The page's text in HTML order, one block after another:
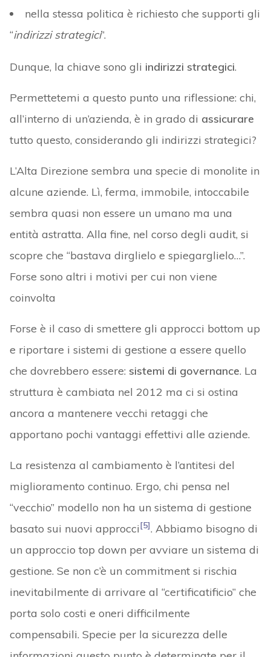
nella stessa politica è richiesto che supporti gli
“indirizzi strategici”.
Dunque, la chiave sono gli indirizzi strategici.
Permettetemi a questo punto una riflessione: chi,
all’interno di un’azienda, è in grado di assicurare
tutto questo, considerando gli indirizzi strategici?
L’Alta Direzione sembra una specie di monolite in
alcune aziende. Lì, ferma, immobile, intoccabile
sembra quasi non essere un umano ma una
entità astratta. Alla fine, nel corso degli audit, si
scopre che “bastava dirglielo e spiegarglielo…”.
Forse sono altri i motivi per cui non viene
coinvolta
Forse è il caso di smettere gli approcci bottom up
e riportare i sistemi di gestione a essere quello
che dovrebbero essere: sistemi di governance. La
struttura è cambiata nel 2012 ma ci si ostina
ancora a mantenere vecchi retaggi che
apportano pochi vantaggi effettivi alle aziende.
La resistenza al cambiamento è l’antitesi del
miglioramento continuo. Ergo, chi pensa nel
“vecchio” modello non ha un sistema di gestione
basato sui nuovi approcci[5]. Abbiamo bisogno di
un approccio top down per avviare un sistema di
gestione. Se non c’è un commitment si rischia
inevitabilmente di arrivare al “certificatificio” che
porta solo costi e oneri difficilmente
compensabili. Specie per la sicurezza delle